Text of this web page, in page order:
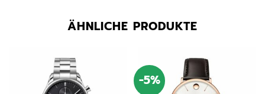
ÄHNLICHE PRODUKTE
-5%